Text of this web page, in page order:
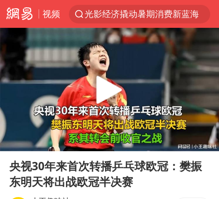
视频
光影经济撬动暑期消费新蓝海
陈思诚零点晒照为佟丽娅庆生
郑丽文：台湾从来没有“独立”过
36岁男演员成景区NPC后人气爆棚
新疆优化调整景区内自驾服务费
情侣平潭拍日出坠崖1死1伤
全民健身事业高质量发展
上四休三，但降薪1000元，你接受吗？
台当局重金为“台独”织“皇帝新衣”
Play
00:00
央视30年来首次转播乒乓球欧冠：樊振
东明天将出战欧冠半决赛